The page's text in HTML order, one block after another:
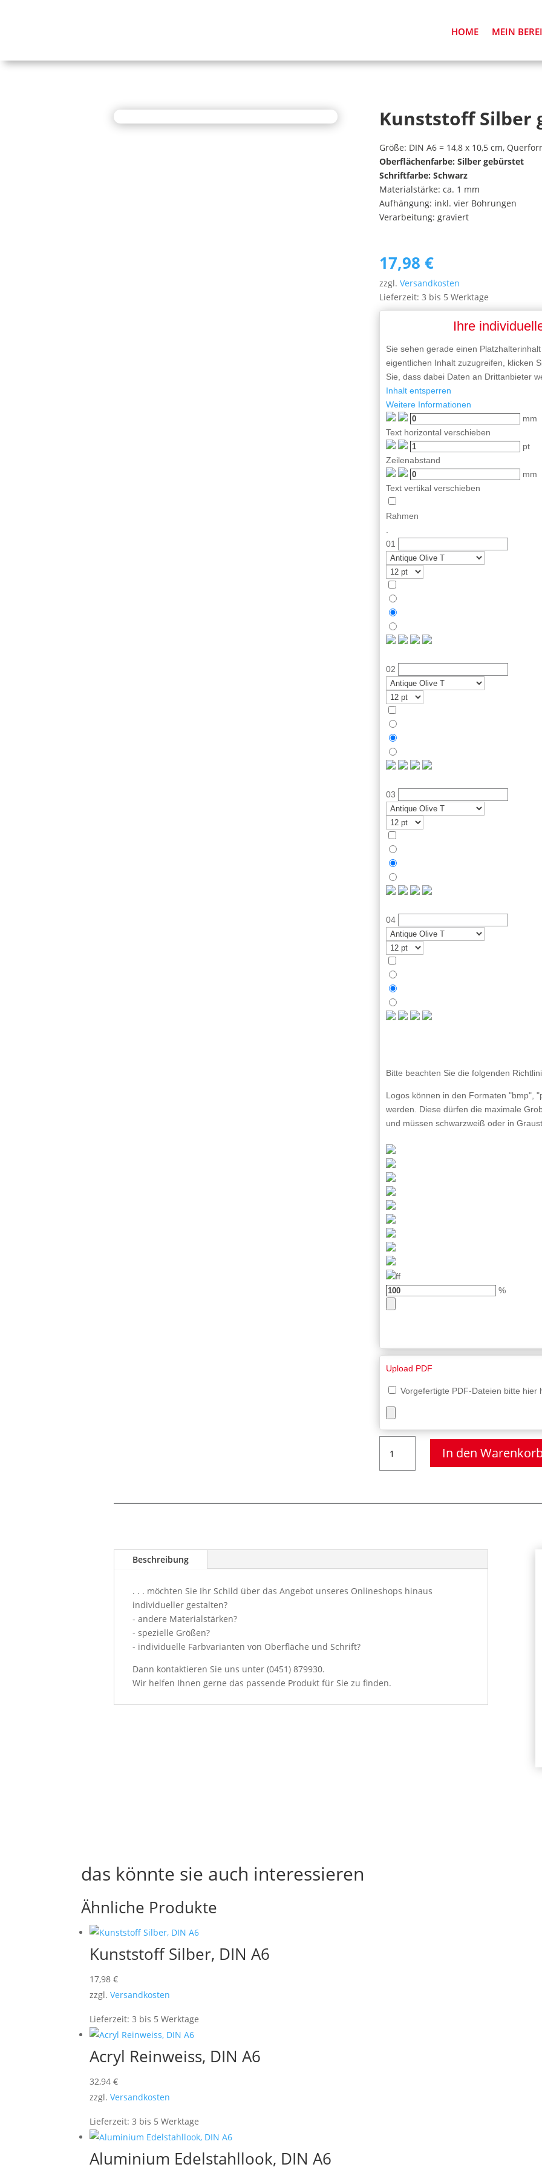
HOME MEIN
Kunststoff Silber
Größe: DIN A6 = 14,8 x 10,5 cm,
Oberflächenfarbe: Silber gebürstet
Schriftfarbe: Schwarz
Materialstärke: ca. 1 mm
Aufhängung: inkl. vier Bohrungen
Verarbeitung: graviert
17,98 €
zzgl. Versandkosten
Lieferzeit: 3 bis 5 Werktage
Ihre
Sie sehen gerade einen
eigentlichen Inhalt zuzugreifen, klicken
Sie, dass dabei Daten an Drittanbieter
Inhalt entsperren
Weitere Informationen
mm
Text horizontal verschieben
pt
Zeilenabstand
mm
Text vertikal verschieben
Rahmen
01
02
03
04
Bitte beachten Sie die folgenden
Logos können in den Formaten "bmp",
werden. Diese dürfen die maximale
und müssen schwarzweiß oder in
%
Upload PDF
Vorgefertigte PDF-Dateien bitte hier
Silber
gebürstet,
In den
Beschreibung
. . . möchten Sie Ihr Schild über das Angebot unseres Onlineshops hinaus
individueller gestalten?
- andere Materialstärken?
- spezielle Größen?
- individuelle Farbvarianten von Oberfläche und Schrift?
Dann kontaktieren Sie uns unter (0451) 879930.
Wir helfen Ihnen gerne das passende Produkt für Sie zu finden.
das könnte sie auch interessieren
Ähnliche Produkte
Kunststoff Silber, DIN A6
17,98€
zzgl.Versandkosten
Lieferzeit:3 bis 5 Werktage
Acryl Reinweiss, DIN A6
32,94€
zzgl.Versandkosten
Lieferzeit:3 bis 5 Werktage
Aluminium Edelstahllook, DIN A6